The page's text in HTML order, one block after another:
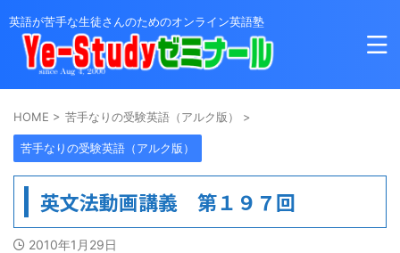
英語が苦手な生徒さんのためのオンライン英語塾
HOME > 苦手なりの受験英語（アルク版） >
苦手なりの受験英語（アルク版）
英文法動画講義 第１９７回
2010年1月29日